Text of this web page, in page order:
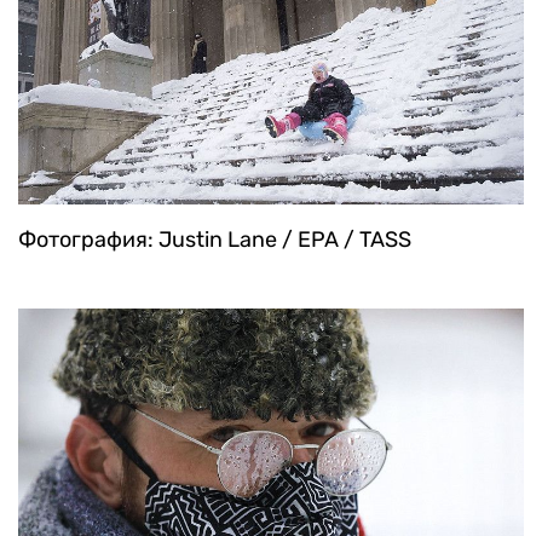
Фотография: Justin Lane / EPA / TASS